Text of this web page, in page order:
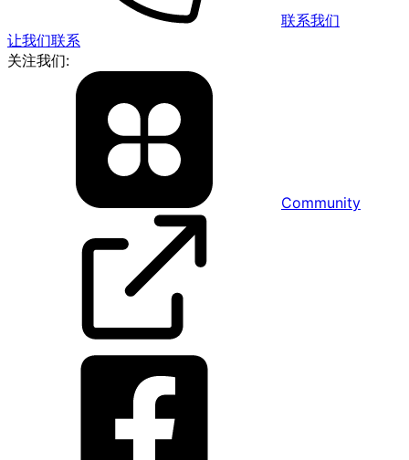
联系我们
让我们联系
关注我们:
Community